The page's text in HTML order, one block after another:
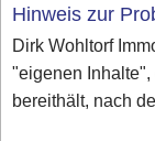
Hinweis zur
Dirk Wohltorf
"eigenen
bereithält, nach